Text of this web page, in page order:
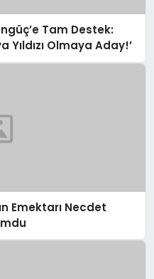
Tam Destek:
Yıldızı Olmaya Aday!’
Emektarı Necdet